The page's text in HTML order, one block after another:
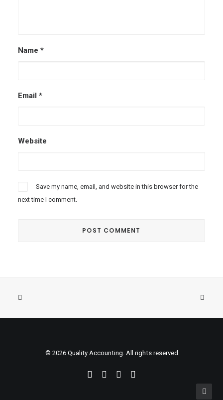
Name *
Email *
Website
Save my name, email, and website in this browser for the
next time I comment.
© 2026 Quality Accounting. All rights reserved